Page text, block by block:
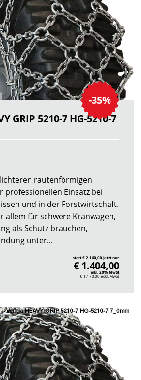
-35%
GRIP 5210-7 HG-5210-7
rautenförmigen
professionellen Einsatz bei
und in der Forstwirtschaft.
allem für schwere Kranwagen,
als Schutz brauchen,
unter...
statt € 2.160,00 jetzt nur
€ 1.404,00
inkl. 20% MwSt
€ 1.170,00exkl. MwSt